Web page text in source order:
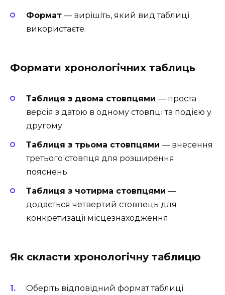
Формат — вирішіть, який вид таблиці
використаєте.
Формати хронологічних таблиць
Таблиця з двома стовпцями — проста
версія з датою в одному стовпці та подією у
другому.
Таблиця з трьома стовпцями — внесення
третього стовпця для розширення
пояснень.
Таблиця з чотирма стовпцями —
додається четвертий стовпець для
конкретизації місцезнаходження.
Як скласти хронологічну таблицю
Оберіть відповідний формат таблиці.